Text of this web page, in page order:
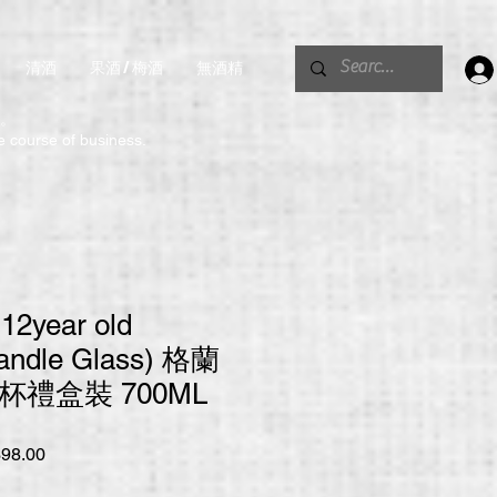
清酒 果酒 / 梅酒 無酒精
of business.
old
Glass) 格蘭
禮盒裝 700ML
促